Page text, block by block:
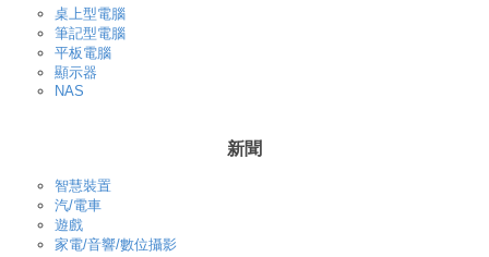
桌上型電腦
筆記型電腦
平板電腦
顯示器
NAS
新聞
智慧裝置
汽/電車
遊戲
家電/音響/數位攝影